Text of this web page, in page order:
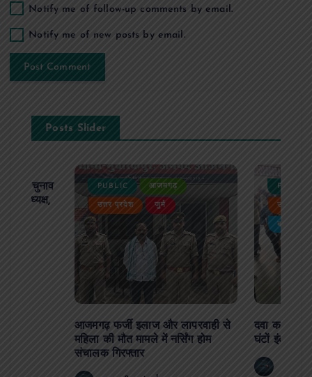
Notify me of follow-up comments by email.
Notify me of new posts by email.
Posts Slider
का चुनाव
बने अध्यक्ष,
PUBLIC आजमगढ़
उत्तर प्रदेश जुर्म
आजमगढ़ फर्जी इलाज और लापरवाही से
महिला की मौत मामले में नर्सिंग होम
संचालक गिरफ्तार
PUBLIC
उत्तर
बड़ी खबर
दवा कक्ष में
घंटों इंतजार